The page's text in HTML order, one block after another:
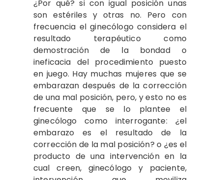
¿Por qué? si con igual posición unas
son estériles y otras no. Pero con
frecuencia el ginecólogo considera el
resultado terapéutico como
demostración de la bondad o
ineficacia del procedimiento puesto
en juego. Hay muchas mujeres que se
embarazan después de la corrección
de una mal posición, pero, y esto no es
frecuente que se lo plantee el
ginecólogo como interrogante: ¿el
embarazo es el resultado de la
corrección de la mal posición? o ¿es el
producto de una intervención en la
cual creen, ginecólogo y paciente,